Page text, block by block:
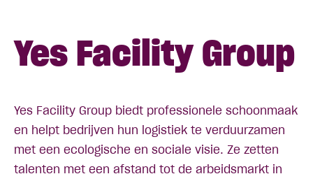
Yes Facility Group
Yes Facility Group biedt professionele schoonmaak
en helpt bedrijven hun logistiek te verduurzamen
met een ecologische en sociale visie. Ze zetten
talenten met een afstand tot de arbeidsmarkt in